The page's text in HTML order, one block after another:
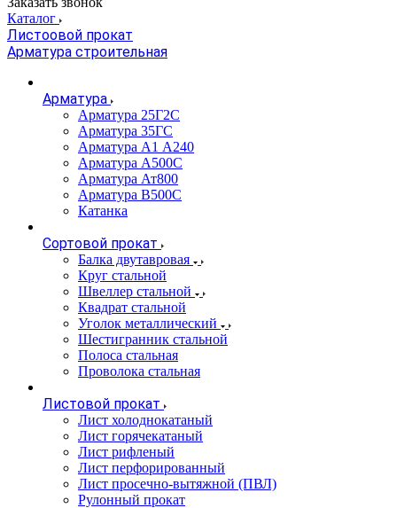
Каталог
Листоовой прокат
Арматура строительная
Арматура
Арматура 25Г2С
Арматура 35ГС
Арматура А1 А240
Арматура А500С
Арматура Ат800
Арматура В500С
Катанка
Сортовой прокат
Балка двутавровая
Круг стальной
Швеллер стальной
Квадрат стальной
Уголок металлический
Шестигранник стальной
Полоса стальная
Проволока стальная
Листовой прокат
Лист холоднокатаный
Лист горячекатаный
Лист рифленый
Лист перфорированный
Лист просечно-вытяжной (ПВЛ)
Рулонный прокат